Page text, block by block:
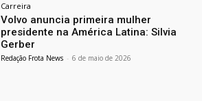
Carreira
Volvo anuncia primeira mulher
presidente na América Latina: Silvia
Gerber
Redação Frota News - 6 de maio de 2026